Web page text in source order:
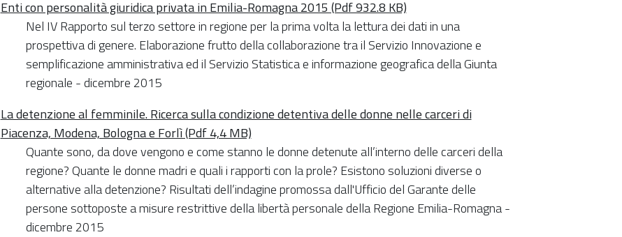
Enti con personalità giuridica privata in Emilia-Romagna 2015 (Pdf 932.8 KB)
Nel IV Rapporto sul terzo settore in regione per la prima volta la lettura dei dati in una
prospettiva di genere. Elaborazione frutto della collaborazione tra il Servizio Innovazione e
semplificazione amministrativa ed il Servizio Statistica e informazione geografica della Giunta
regionale - dicembre 2015
La detenzione al femminile. Ricerca sulla condizione detentiva delle donne nelle carceri di
Piacenza, Modena, Bologna e Forlì (Pdf 4,4 MB)
Quante sono, da dove vengono e come stanno le donne detenute all’interno delle carceri della
regione? Quante le donne madri e quali i rapporti con la prole? Esistono soluzioni diverse o
alternative alla detenzione? Risultati dell’indagine promossa dall'Ufficio del Garante delle
persone sottoposte a misure restrittive della libertà personale della Regione Emilia-Romagna -
dicembre 2015